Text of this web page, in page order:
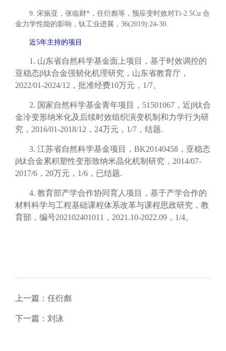
9. 宋振亚， 张临财* ，任衍彪等，预应变时效对Ti-2.5Cu 合
金力学性能的影响，钛工业进展， 36(2019):24-30.
近5年主持的项目
1. 山东省自然科学基金面上项目，基于时效调控的
亚稳态β钛合金强韧化机理研究，山东省教育厅，
2022/01-2024/12 ，批准经费10万元， 1/7。
2. 国家自然科学基金青年项目， 51501067 ，近β钛合
金冷变形纳米化及后续时效组织演变机制和力学行为研
究， 2016/01-2018/12 ， 24万元， 1/7 ，结题.
3. 江苏省自然科学基金项目， BK20140458 ，亚稳态
β钛合金累积塑性变形致纳米晶化机制研究， 2014/07-
2017/6 ， 20万元， 1/6 ，已结题.
4. 教育部产学合作协同育人项目，基于产学合作的
材料科学与工程基础课程体系改革与课程思政研究，教
育部，编号202102401011 ， 2021.10-2022.09 ， 1/4。
上一篇： 任衍彪
下一篇： 刘泳